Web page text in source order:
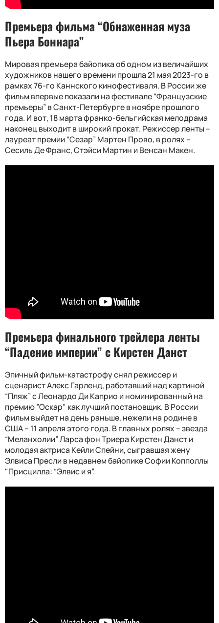
Премьера фильма “Обнаженная муза
Пьера Боннара”
Мировая премьера байопика об одном из величайших
художников нашего времени прошла 21 мая 2023-го в
рамках 76-го Каннского кинофестиваля. В России же
фильм впервые показали на фестивале “Французские
премьеры” в Санкт-Петербурге в ноябре прошлого
года. И вот, 18 марта франко-бельгийская мелодрама
наконец выходит в широкий прокат. Режиссер ленты –
лауреат премии “Сезар” Мартен Прово, в ролях –
Сесиль Де Франс, Стэйси Мартин и Венсан Макен.
Премьера финального трейлера ленты
“Падение империи” с Кирстен Данст
Эпичный фильм-катастрофу снял режиссер и
сценарист Алекс Гарленд, работавший над картиной
“Пляж” с Леонардо Ди Каприо и номинированный на
премию ”Оскар" как лучший постановщик. В России
фильм выйдет на день раньше, нежели на родине в
США – 11 апреля этого года. В главных ролях – звезда
“Меланхолии” Ларса фон Триера Кирстен Данст и
молодая актриса Кейли Спейни, сыгравшая жену
Элвиса Пресли в недавнем байопике Софии Копполлы
"Присцилла: “Элвис и я”.